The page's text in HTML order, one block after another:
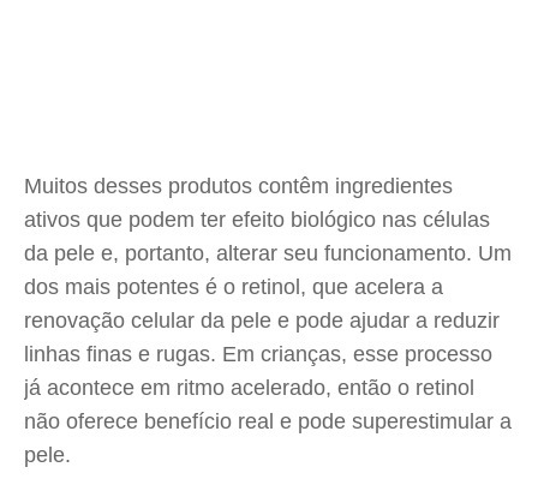
Muitos desses produtos contêm ingredientes
ativos que podem ter efeito biológico nas células
da pele e, portanto, alterar seu funcionamento. Um
dos mais potentes é o retinol, que acelera a
renovação celular da pele e pode ajudar a reduzir
linhas finas e rugas. Em crianças, esse processo
já acontece em ritmo acelerado, então o retinol
não oferece benefício real e pode superestimular a
pele.